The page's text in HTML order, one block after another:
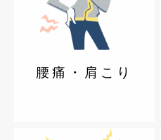
腰痛・肩こり